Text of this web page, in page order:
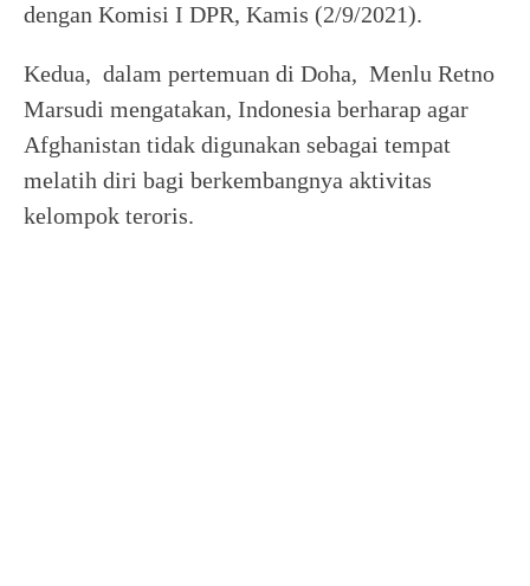
dengan Komisi I DPR, Kamis (2/9/2021).
Kedua, dalam pertemuan di Doha, Menlu Retno
Marsudi mengatakan, Indonesia berharap agar
Afghanistan tidak digunakan sebagai tempat
melatih diri bagi berkembangnya aktivitas
kelompok teroris.